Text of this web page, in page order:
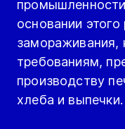
основании
замораживания,
требованиям,
производству
хлеба и выпечки.